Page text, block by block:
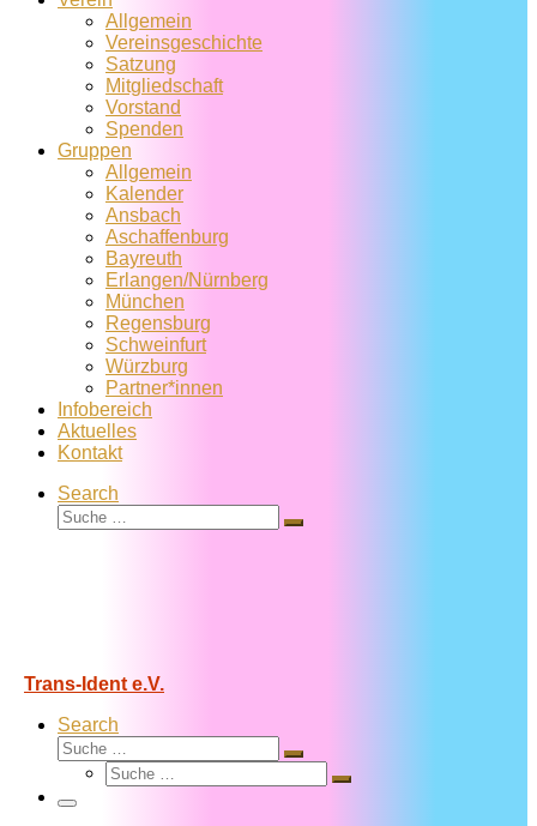
Allgemein
Vereins­geschichte
Satzung
Mitglied­schaft
Vorstand
Spenden
Gruppen
Allgemein
Kalender
Ansbach
Aschaffenburg
Bayreuth
Erlangen/Nürnberg
München
Regensburg
Schweinfurt
Würzburg
Partner*innen
Infobereich
Aktuelles
Kontakt
Search
Suche
Suche
Trans-Ident e.V.
Search
Suche
Suche
Suche
Suche
Menü